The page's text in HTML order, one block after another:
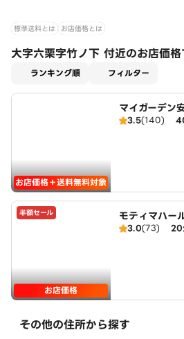
標準送料とは お店価格とは
大字六栗字竹ノ下 付近のお店価
ランキング順 フィルター
お店価格＋送料無料対象
マイガーデン
3.5(140)
半額セール
お店価格
モティマハ
バー
3.0(73) 20
その他の住所から探す